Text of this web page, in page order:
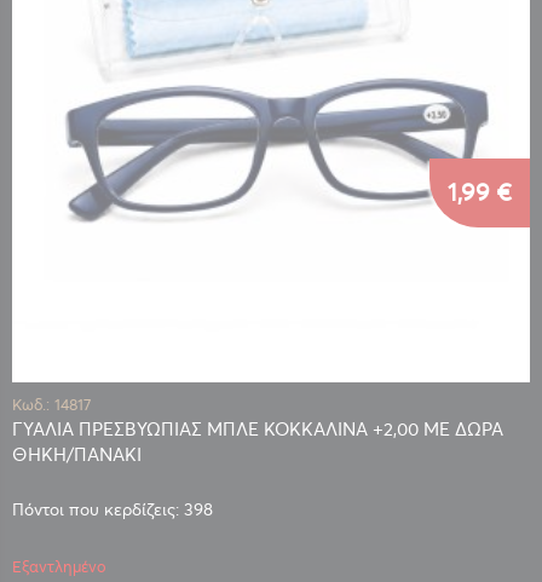
Κωδ.: 14817
ΓΥΑΛΙΑ ΠΡΕΣΒΥΩΠΙΑΣ ΜΠΛΕ ΚΟΚΚΑΛΙΝΑ +2,00 ΜΕ ΔΩΡΑ
ΘΗΚΗ/ΠΑΝΑΚΙ
Πόντοι που κερδίζεις: 398
1,99 €
Εξαντλημένο